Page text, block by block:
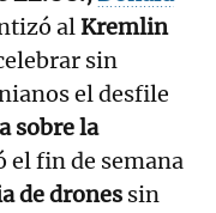
alKremlin
sin
el desfile
sobre la
el fin de semana
de drones sin